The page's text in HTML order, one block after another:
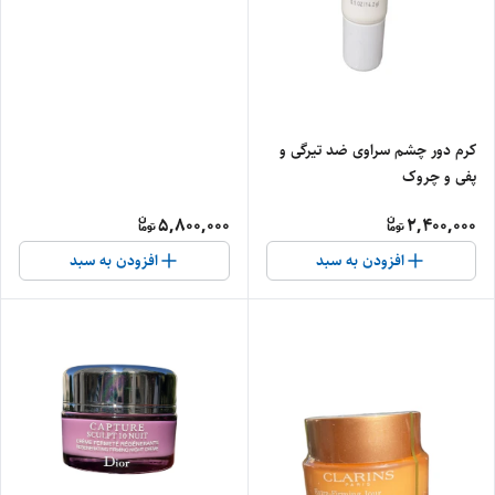
کرم دور چشم سراوی ضد تیرگی و
پفی و چروک
2,400,000
افزودن به سبد
5,800,000
افزودن به سبد